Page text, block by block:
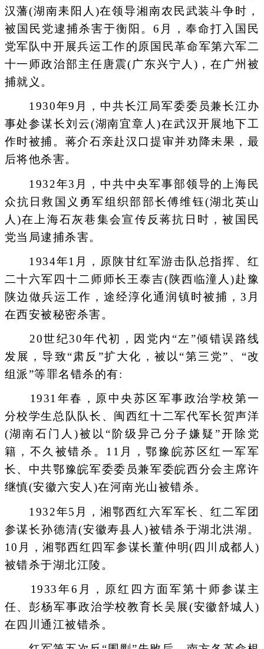
汉藩(湖南耒阳人)在领导湘南农民武装斗争时，
被国民党逮捕杀害于衡阳。6月，奉命打入国民
党军队中开展兵运工作的原国民革命军第六军二
十一师政治部主任唐震(广东兴宁人)，在广州被
捕就义。
1930年9月，中共长江局军委委员兼长江办
事处参谋长刘云(湖南宜章人)在武汉开展地下工
作时被捕。蒋介石亲赴汉口提审并劝降未果，最
后将他杀害。
1932年3月，中共中央军事部领导的上海民
众抗日救国义勇军组织部部长傅维钰(湖北英山
人)在上海石灰巷集会宣传反蒋抗日时，被国民
党当局逮捕杀害。
1934年1月，原陕甘红军游击队总指挥、红
二十六军四十二师师长王泰吉(陕西临潼人)赴豫
陕边做兵运工作，途经淳化通润镇时被捕，3月
在西安被秘密杀害。
20世纪30年代初，因党内“左”倾错误路线
发展，导致“肃反”扩大化，被以“第三党”、“改
组派”等罪名错杀的有:
1931年春，原中央苏区军事政治学校第一
分校学生总队队长、闽西红十二军代军长贺声洋
(湖南石门人)被以“阶级异己分子嫌疑”开除党
籍，不久被错杀。11月，鄂豫皖苏区红一军军
长、中共鄂豫皖军委委员兼军委皖西分会主席许
继慎(安徽六安人)在河南光山被错杀。
1932年5月，湘鄂西红六军军长、红二军团
参谋长孙德清(安徽寿县人)被错杀于湖北洪湖。
10月，湘鄂西红四军参谋长董仲明(四川成都人)
被错杀于湖北江陵。
1933年6月，原红四方面军第十师参谋主
任、彭杨军事政治学校教育长吴展(安徽舒城人)
在四川通江被错杀。